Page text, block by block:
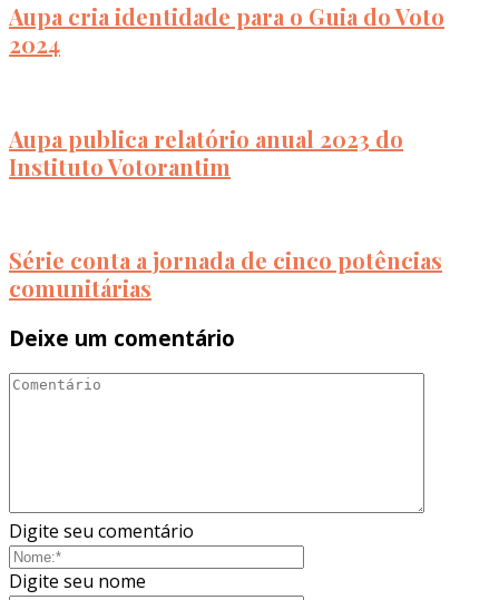
Aupa cria identidade para o Guia do Voto
2024
Aupa publica relatório anual 2023 do
Instituto Votorantim
Série conta a jornada de cinco potências
comunitárias
Deixe um comentário
Digite seu comentário
Digite seu nome